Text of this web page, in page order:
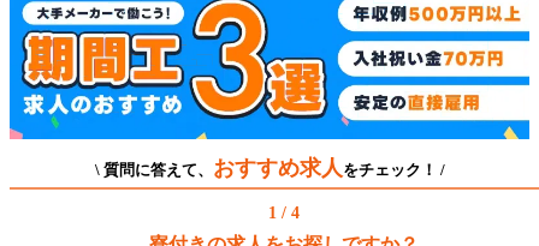
\ 質問に答えて、 おすすめ求人 をチェック！ /
1 / 4